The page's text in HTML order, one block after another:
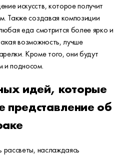
искусств, которое получит
Также создавая композиции
еда смотрится более ярко и
возможность, лучше
Кроме того, они будут
и подносом.
идей, которые
представление об
рассветы, наслаждаясь